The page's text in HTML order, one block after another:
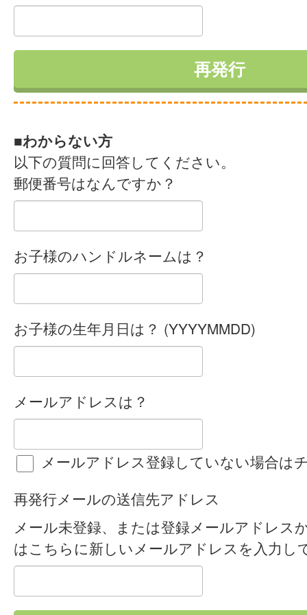
■わからない方
以下の質問に回答してください。
郵便番号はなんですか？
お子様のハンドルネームは？
お子様の生年月日は？ (YYYYMMDD)
メールアドレスは？
メールアドレス登録していない場合は
再発行メールの送信先アドレス
メール未登録、または登録メールアドレス
はこちらに新しいメールアドレスを入力し